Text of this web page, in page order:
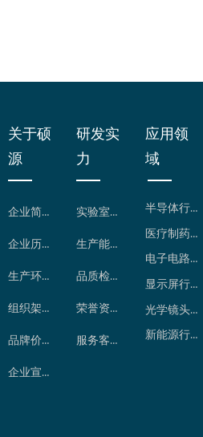
ANTISTATIC
品
POLLUTION
应用领
域
半导体行业
医疗制药行业
电子电路行业
显示屏行业
光学镜头行业
新能源行业
关于硕
源
企业简介
企业历程
生产环境
组织架构
品牌价值
企业宣传片
研发实
力
实验室检测
生产能力
品质检控
荣誉资质
服务客户